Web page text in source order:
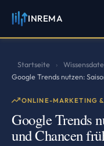
INREMA
Startseite ›
Google Trends nutzen:
ONLINE-MARKETING
Google Trends
und Chancen
INREMA